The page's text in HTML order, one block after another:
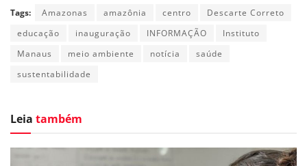
Tags: Amazonas amazônia centro
Descarte Correto
educação
inauguração INFORMAÇÃO
Instituto
Manaus
meio ambiente notícia
saúde
sustentabilidade
Leia também